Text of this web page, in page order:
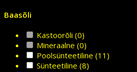
Baasõli
Kastoorõli (0)
Mineraalne (0)
Poolsünteetiline (11)
Sünteetiline (8)